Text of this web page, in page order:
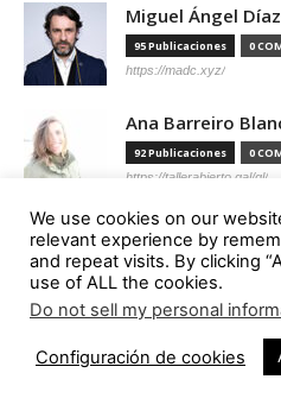
Miguel Ángel
95 Publicaciones 0
https://madc.xyz/
Ana Barreiro
92 Publicaciones 0
https://tallerabierto.gal/gl/
Íñigo García
87 Publicaciones 0
http://vaumm.com/
Óscar Tenreiro
85 Publicaciones 0
We use cookies on our
relevant experience by
and repeat visits. By clicking
use of ALL the cookies.
Do not sell my personal
Configuración de cookies